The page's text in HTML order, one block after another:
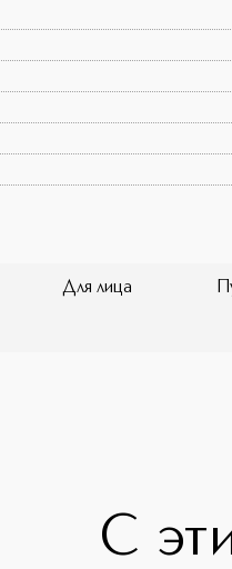
Для лица
С